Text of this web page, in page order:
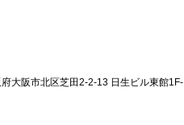
大阪市北区芝田2-2-13 日生ビル東館1F-